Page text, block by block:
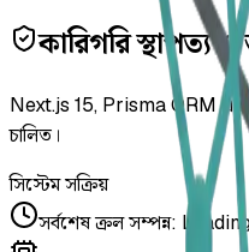
কারিগরি স্থাপত্য
Next.js 15, Prisma ORM এবং
চালিত।
সিস্টেম সক্রিয়
সর্বশেষ ক্রল সম্পন্ন: